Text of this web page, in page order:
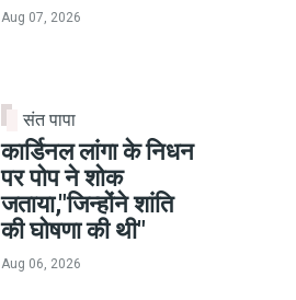
Aug 07, 2026
संत पापा
कार्डिनल लांगा के निधन
पर पोप ने शोक
जताया,"जिन्होंने शांति
की घोषणा की थी"
Aug 06, 2026